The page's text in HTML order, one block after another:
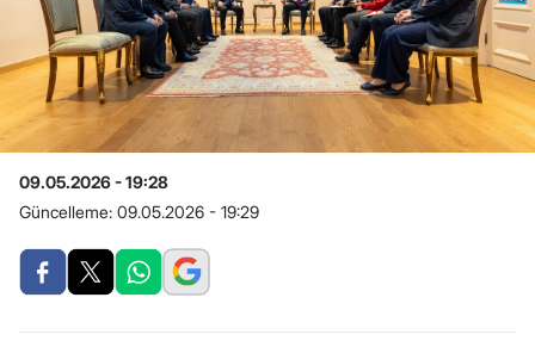
09.05.2026 - 19:28
Güncelleme: 09.05.2026 - 19:29